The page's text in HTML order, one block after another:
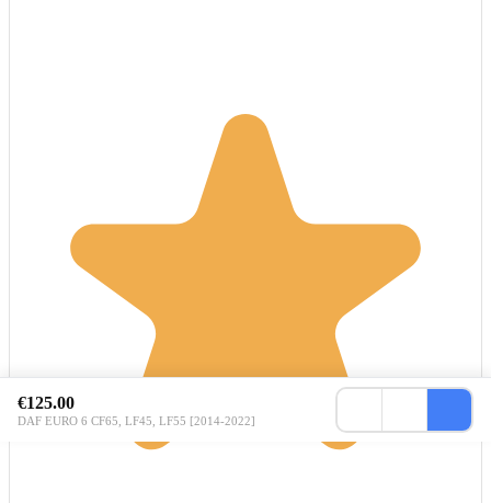
€125.00
DAF EURO 6 CF65, LF45, LF55 [2014-2022]